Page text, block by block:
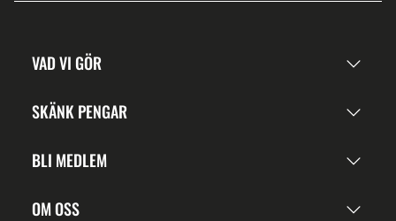
VAD VI GÖR
SKÄNK PENGAR
BLI MEDLEM
OM OSS